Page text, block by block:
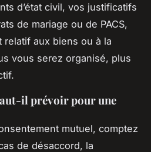
d’état civil, vos justificatifs
de mariage ou de PACS,
aux biens ou à la
vous serez organisé, plus
il prévoir pour une
mutuel, comptez
de désaccord, la